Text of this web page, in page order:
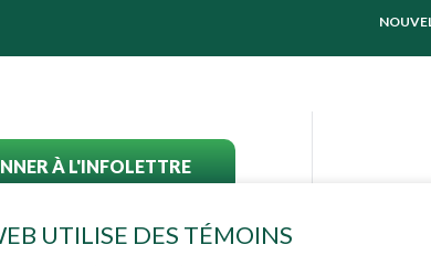
À L'INFOLETTRE
UTILISE DES TÉMOINS